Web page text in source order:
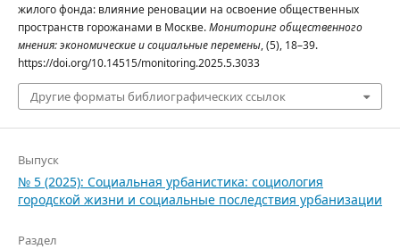
жилого фонда: влияние реновации на освоение общественных
пространств горожанами в Москве.Мониторинг общественного
мнения: экономические и социальные перемены, (5), 18–39.
https://doi.org/10.14515/monitoring.2025.5.3033
Другие форматы библиографических ссылок
Выпуск
№ 5 (2025): Социальная урбанистика: социология
городской жизни и социальные последствия урбанизации
Раздел